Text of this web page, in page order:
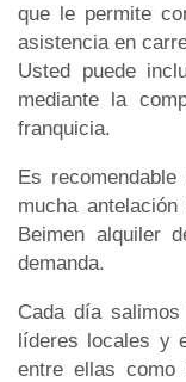
que le permite
asistencia en
Usted puede
mediante la
franquicia.
Es
mucha
Beimen alquiler
demanda.
Cada día
líderes locales y
entre ellas como